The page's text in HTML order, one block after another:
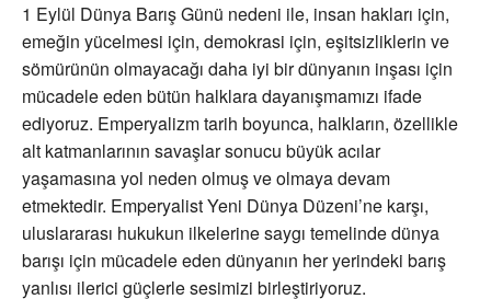
1 Eylül Dünya Barış Günü nedeni ile, insan hakları için,
emeğin yücelmesi için, demokrasi için, eşitsizliklerin ve
sömürünün olmayacağı daha iyi bir dünyanın inşası için
mücadele eden bütün halklara dayanışmamızı ifade
ediyoruz. Emperyalizm tarih boyunca, halkların, özellikle
alt katmanlarının savaşlar sonucu büyük acılar
yaşamasına yol neden olmuş ve olmaya devam
etmektedir. Emperyalist Yeni Dünya Düzeni’ne karşı,
uluslararası hukukun ilkelerine saygı temelinde dünya
barışı için mücadele eden dünyanın her yerindeki barış
yanlısı ilerici güçlerle sesimizi birleştiriyoruz.